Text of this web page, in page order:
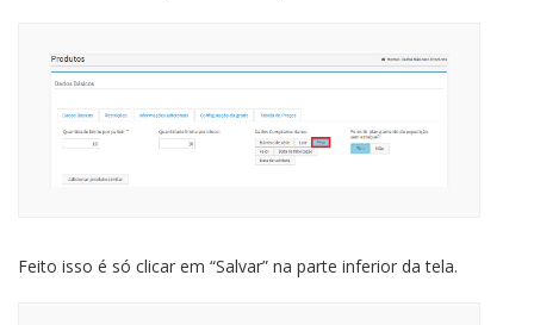
Feito isso é só clicar em “Salvar” na parte inferior da tela.